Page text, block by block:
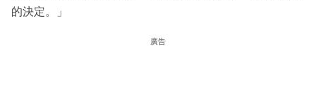
的決定。」
廣告